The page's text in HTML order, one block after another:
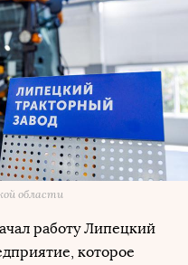
области
работу Липецкий
которое